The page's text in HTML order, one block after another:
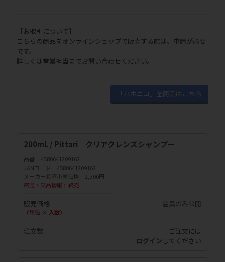
［お取引について］
こちらの商品をオンラインショップで販売する際は、申請が必要
です。
詳しくは営業担当までお問い合わせください。
「ハホニコ」全商品はこちら
200mL / Pittari クリアクレンズシャンプー
品番
4580641209162
JANコード
4580641209162
メーカー希望小売価格
2,300円
終売・欠品情報
終売
販売価格
（単価 × 入数）
会員のみ公開
注文数
ご注文には
ログイン してください